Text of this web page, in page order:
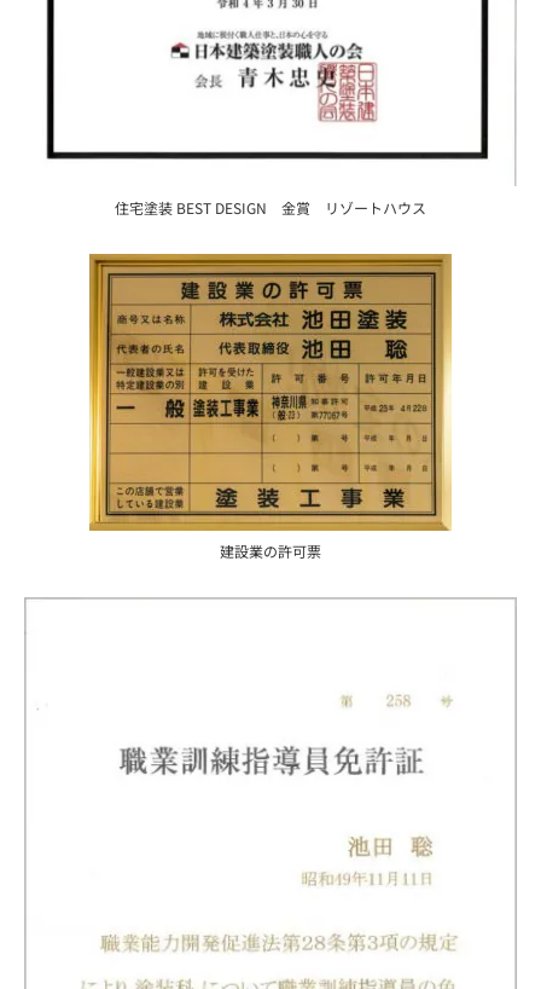
住宅塗装 BEST DESIGN 金賞 リゾートハウス
建設業の許可票